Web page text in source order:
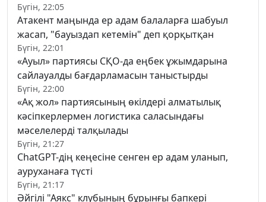
Бүгін, 22:05
Атакент маңында ер адам балаларға шабуыл
жасап, "бауыздап кетемін" деп қорқытқан
Бүгін, 22:01
«Ауыл» партиясы СҚО-да еңбек ұжымдарына
сайлауалды бағдарламасын таныстырды
Бүгін, 22:00
«Ақ жол» партиясының өкілдері алматылық
кәсіпкерлермен логистика саласындағы
мәселелерді талқылады
Бүгін, 21:27
ChatGPT-дің кеңесіне сенген ер адам уланып,
ауруханаға түсті
Бүгін, 21:17
Әйгілі "Аякс" клубының бұрынғы бапкері